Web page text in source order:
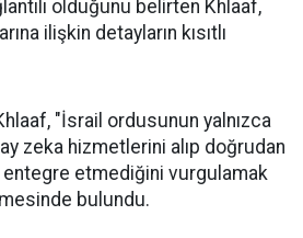
olduğunu belirten Khlaaf,
ilişkin detayların kısıtlı
"İsrail ordusunun yalnızca
zeka hizmetlerini alıp doğrudan
etmediğini vurgulamak
bulundu.